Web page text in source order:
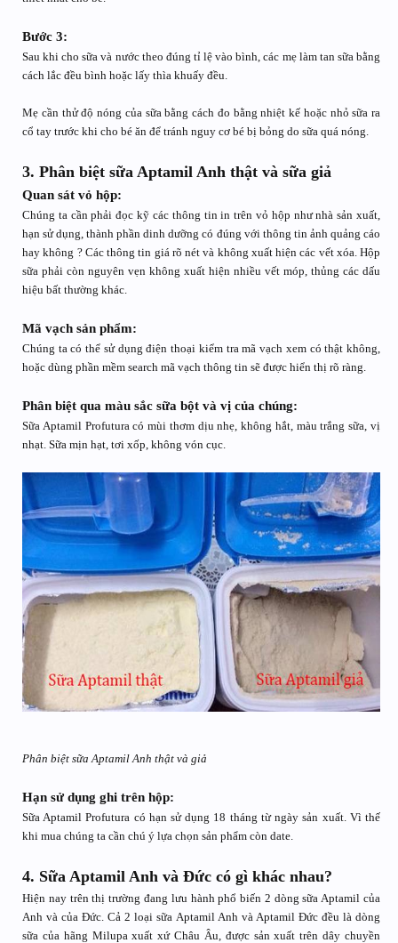
Bước 3:
Sau khi cho sữa và nước theo đúng tỉ lệ vào bình, các mẹ làm tan sữa bằng
cách lắc đều bình hoặc lấy thìa khuấy đều.
Mẹ cần thử độ nóng của sữa bằng cách đo bằng nhiệt kế hoặc nhỏ sữa ra
cổ tay trước khi cho bé ăn để tránh nguy cơ bé bị bỏng do sữa quá nóng.
3. Phân biệt sữa Aptamil Anh thật và sữa giả
Quan sát vỏ hộp:
Chúng ta cần phải đọc kỹ các thông tin in trên vỏ hộp như nhà sản xuất,
hạn sử dụng, thành phần dinh dưỡng có đúng với thông tin ảnh quảng cáo
hay không ? Các thông tin giá rõ nét và không xuất hiện các vết xóa. Hộp
sữa phải còn nguyên vẹn không xuất hiện nhiều vết móp, thủng các dấu
hiệu bất thường khác.
Mã vạch sản phẩm:
Chúng ta có thể sử dụng điện thoại kiểm tra mã vạch xem có thật không,
hoặc dùng phần mềm search mã vạch thông tin sẽ được hiển thị rõ ràng.
Phân biệt qua màu sắc sữa bột và vị của chúng:
Sữa Aptamil Profutura có mùi thơm dịu nhẹ, không hắt, màu trắng sữa, vị
nhạt. Sữa mịn hạt, tơi xốp, không vón cục.
Phân biệt sữa Aptamil Anh thật và giả
Hạn sử dụng ghi trên hộp:
Sữa Aptamil Profutura có hạn sử dụng 18 tháng từ ngày sản xuất. Vì thế
khi mua chúng ta cần chú ý lựa chọn sản phẩm còn date.
4. Sữa Aptamil Anh và Đức có gì khác nhau?
Hiện nay trên thị trường đang lưu hành phổ biến 2 dòng sữa Aptamil của
Anh và của Đức. Cả 2 loại sữa Aptamil Anh và Aptamil Đức đều là dòng
sữa của hãng Milupa xuất xứ Châu Âu, được sản xuất trên dây chuyền